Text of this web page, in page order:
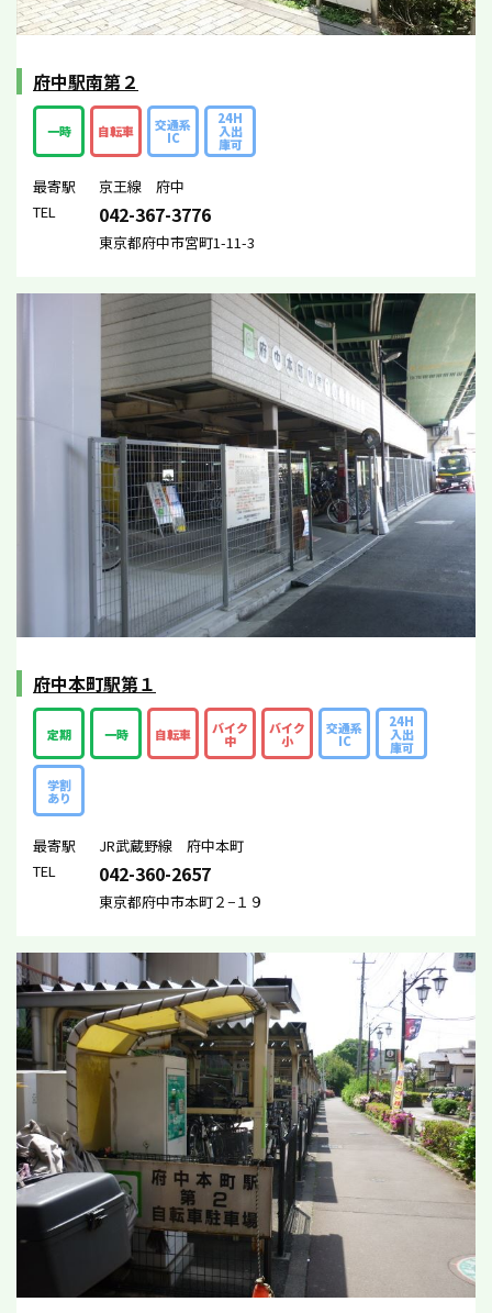
府中駅南第２
一時 自転車 交通系
IC
24H
入出
庫可
最寄駅
京王線 府中
TEL
042-367-3776
東京都府中市宮町1-11-3
府中本町駅第１
定期 一時 自転車 バイク
中
バイク
小
交通系
IC
24H
入出
庫可
学割
あり
最寄駅
JR武蔵野線 府中本町
TEL
042-360-2657
東京都府中市本町２−１９